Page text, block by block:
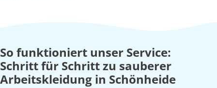
So funktioniert unser Service:
Schritt für Schritt zu sauberer
Arbeitskleidung in Schönheide